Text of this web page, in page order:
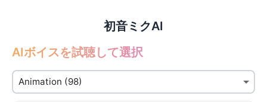
初音ミクAI
AIボイスを試聴して選択